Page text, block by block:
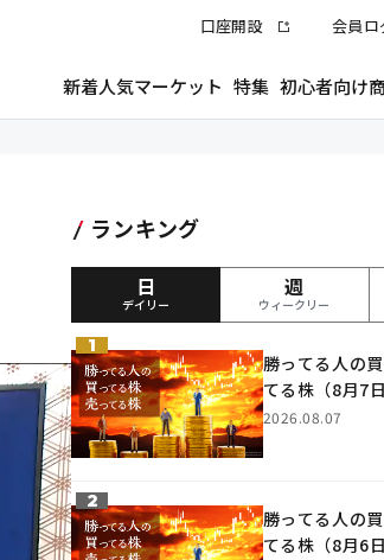
口座開設 会員ロ
新着人気マーケット 特集 初心者向け
ランキング
日
デイリー
週
ウィークリー
勝ってる人の
てる株（8月7
2026.08.07
勝ってる人の
てる株（8月6